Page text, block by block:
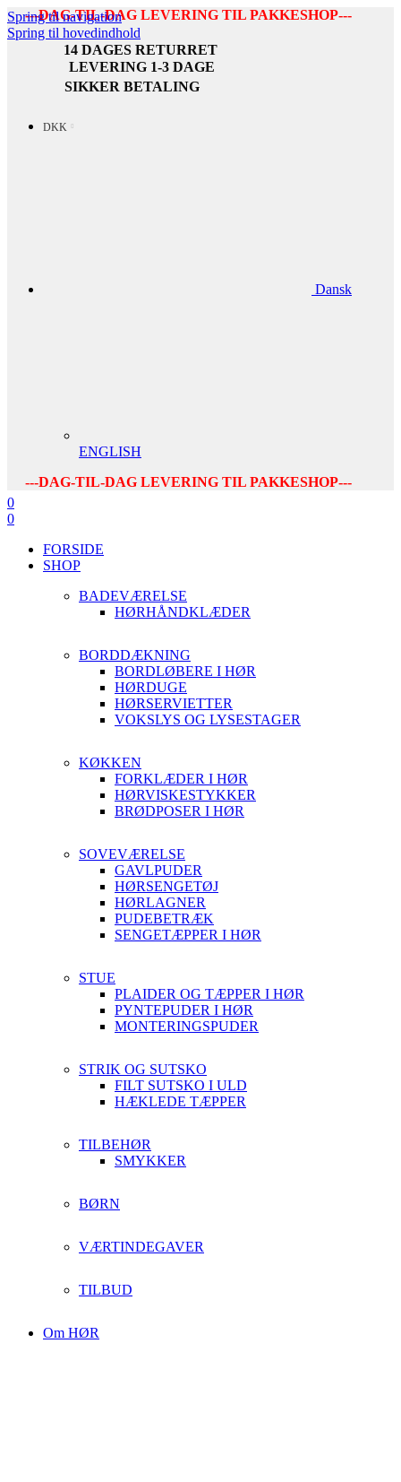
Spring til navigation
Spring til hovedindhold
---DAG-TIL-DAG LEVERING TIL PAKKESHOP---
14 DAGES RETURRET
LEVERING 1-3 DAGE
SIKKER BETALING
DKK
Dansk
ENGLISH
---DAG-TIL-DAG LEVERING TIL PAKKESHOP---
0
0
FORSIDE
SHOP
BADEVÆRELSE
HØRHÅNDKLÆDER
BORDDÆKNING
BORDLØBERE I HØR
HØRDUGE
HØRSERVIETTER
VOKSLYS OG LYSESTAGER
KØKKEN
FORKLÆDER I HØR
HØRVISKESTYKKER
BRØDPOSER I HØR
SOVEVÆRELSE
GAVLPUDER
HØRSENGETØJ
HØRLAGNER
PUDEBETRÆK
SENGETÆPPER I HØR
STUE
PLAIDER OG TÆPPER I HØR
PYNTEPUDER I HØR
MONTERINGSPUDER
STRIK OG SUTSKO
FILT SUTSKO I ULD
HÆKLEDE TÆPPER
TILBEHØR
SMYKKER
BØRN
VÆRTINDEGAVER
TILBUD
Om HØR